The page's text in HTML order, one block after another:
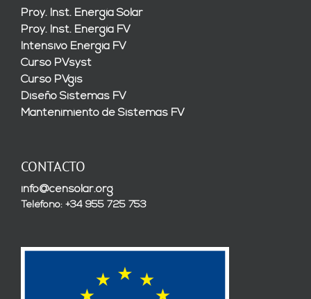
Proy. Inst. Energía Solar
Proy. Inst. Energía FV
Intensivo Energía FV
Curso PVsyst
Curso PVgis
Diseño Sistemas FV
Mantenimiento de Sistemas FV
CONTACTO
info@censolar.org
Teléfono: +34 955 725 753